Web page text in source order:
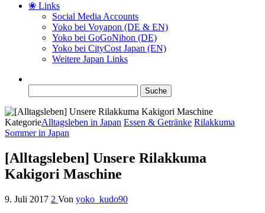
❀ Links
Social Media Accounts
Yoko bei Voyapon (DE & EN)
Yoko bei GoGoNihon (DE)
Yoko bei CityCost Japan (EN)
Weitere Japan Links
nach:
KategorieAlltagsleben in Japan Essen & Getränke Rilakkuma
Sommer in Japan
[Alltagsleben] Unsere Rilakkuma
Kakigori Maschine
9. Juli 2017 2 Von yoko_kudo90